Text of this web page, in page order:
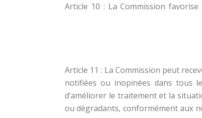
Article 10 : La Commission
Article 11 : La Commission peut
notifiées ou inopinées dans tous
d’améliorer le traitement et la
ou dégradants, conformément aux